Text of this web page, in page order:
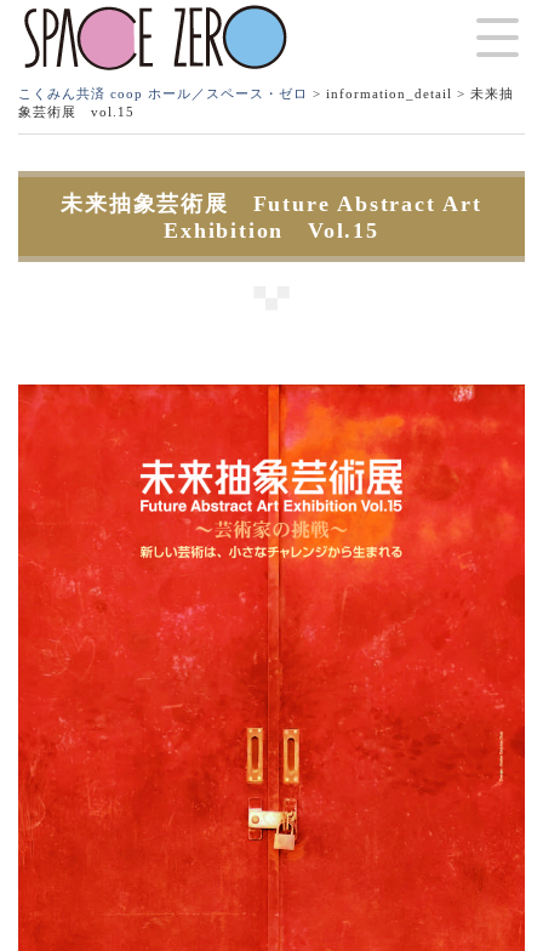
こくみん共済 coop ホール／スペース・ゼロ > information_detail > 未来抽
象芸術展 vol.15
未来抽象芸術展 Future Abstract Art
Exhibition Vol.15